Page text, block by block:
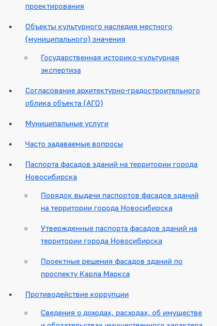
проектирования
Объекты культурного наследия местного
(муниципального) значения
Государственная историко-культурная
экспертиза
Согласование архитектурно-градостроительного
облика объекта (АГО)
Муниципальные услуги
Часто задаваемые вопросы
Паспорта фасадов зданий на территории города
Новосибирска
Порядок выдачи паспортов фасадов зданий
на территории города Новосибирска
Утвержденные паспорта фасадов зданий на
территории города Новосибирска
Проектные решения фасадов зданий по
проспекту Карла Маркса
Противодействие коррупции
Сведения о доходах, расходах, об имуществе